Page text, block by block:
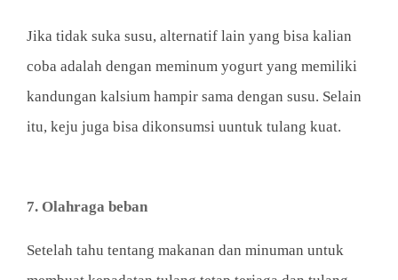
Jika tidak suka susu, alternatif lain yang bisa kalian
coba adalah dengan meminum yogurt yang memiliki
kandungan kalsium hampir sama dengan susu. Selain
itu, keju juga bisa dikonsumsi uuntuk tulang kuat.
7. Olahraga beban
Setelah tahu tentang makanan dan minuman untuk